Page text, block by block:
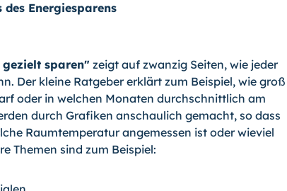
des Energiesparens
gezielt sparen" zeigt auf zwanzig Seiten, wie jeder
Der kleine Ratgeber erklärt zum Beispiel, wie groß
oder in welchen Monaten durchschnittlich am
durch Grafiken anschaulich gemacht, so dass
Raumtemperatur angemessen ist oder wieviel
Themen sind zum Beispiel: